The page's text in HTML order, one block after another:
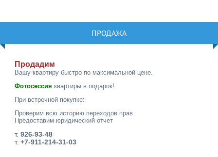
ПРОДАЖА
Продадим
Вашу квартиру быстро по максимальной цене.
Фотосессия квартиры в подарок!
При встречной покупке:
Проверим всю историю переходов прав
Предоставим юридический отчет
т. 926-93-48
т. +7-911-214-31-03